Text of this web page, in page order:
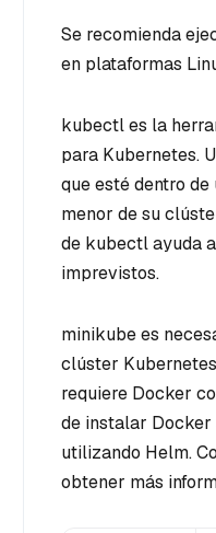
Se recomienda
en plataformas
kubectl es la
para Kubernetes.
que esté dentro
menor de su
de kubectl ayuda
imprevistos.
minikube es
clúster
requiere Docker
de instalar
utilizando Helm.
obtener más